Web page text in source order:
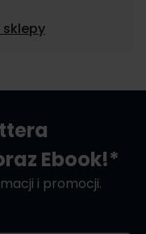
sklepy
Ebook!*
i promocji.